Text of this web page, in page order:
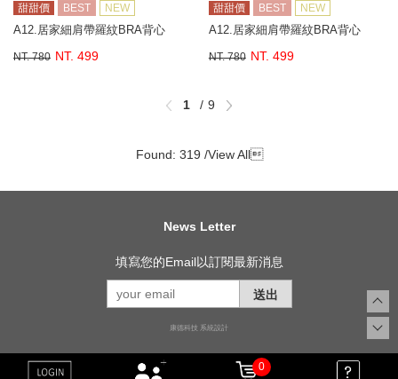
甜甜價 BEST NEW
A12.居家細肩帶羅紋BRA背心
NT. 780 NT. 499
甜甜價 BEST NEW
A12.居家細肩帶羅紋BRA背心
NT. 780 NT. 499
1 9
Found: 319 /View All
News Letter
填寫您的Email以訂閱最新消息
送出
康德科技 系統設計
0